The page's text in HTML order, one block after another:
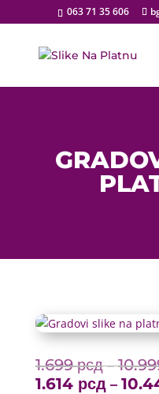
063 71 35 606
1.699рсд –
1.614 рсд –